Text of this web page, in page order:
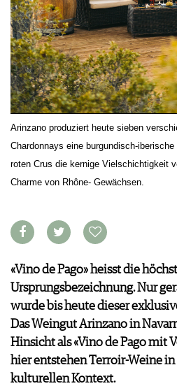
KULINARIK
REZEPTE
HOTSPOTS
WEINREISEN
DOSSIER
WINEGUIDES
KLARTEXT
EXTRAS
ABO
AUSGABE
MEDIATHEK
APPS
VIDEOS
BILDSTRECKEN
BÜCHER
NEWS
WEINWIRTSCHAFT
WEINSZENE
PORTRAITS
VINOPHILES
ARCHIV
ANMELDEN
AWARDS
GEWINNSPIELE
VORTEILSWELT
TRINKREIFETABELLE
NEWSLETTER
REDAKTION
JOBS
WERBUNG
PRESSE
IMPRESSUM
AGB & DATENSCHUTZ
FAQ
Arinzano produziert heute sieben
Chardonnays eine burgundisch-
roten Crus die kernige Vielschichtigkeit
Charme von Rhône- Gewächsen.
«Vino de Pago» heisst die
Ursprungsbezeichnung. Nur
wurde bis heute dieser
Das Weingut Arinzano in
Hinsicht als «Vino de Pago mit
hier entstehen Terroir-Weine
kulturellen Kontext.